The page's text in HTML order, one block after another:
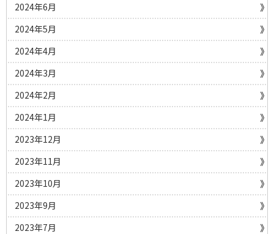
2024年6月
2024年5月
2024年4月
2024年3月
2024年2月
2024年1月
2023年12月
2023年11月
2023年10月
2023年9月
2023年7月